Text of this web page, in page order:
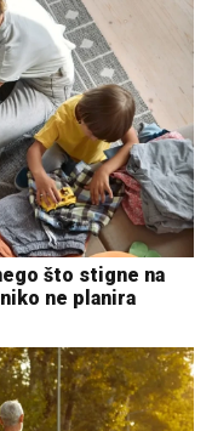
što stigne na
ne planira